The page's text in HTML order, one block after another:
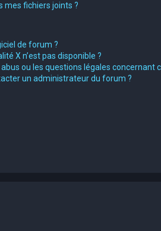
mes fichiers joints ?
de forum ?
X n’est pas disponible ?
ou les questions légales concernant
un administrateur du forum ?